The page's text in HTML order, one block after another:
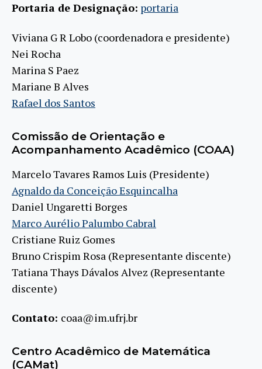
Portaria de Designação: portaria
Viviana G R Lobo (coordenadora e presidente)
Nei Rocha
Marina S Paez
Mariane B Alves
Rafael dos Santos
Comissão de Orientação e
Acompanhamento Acadêmico (COAA)
Marcelo Tavares Ramos Luis (Presidente)
Agnaldo da Conceição Esquincalha
Daniel Ungaretti Borges
Marco Aurélio Palumbo Cabral
Cristiane Ruiz Gomes
Bruno Crispim Rosa (Representante discente)
Tatiana Thays Dávalos Alvez (Representante
discente)
Contato: coaa@im.ufrj.br
Centro Acadêmico de Matemática
(CAMat)